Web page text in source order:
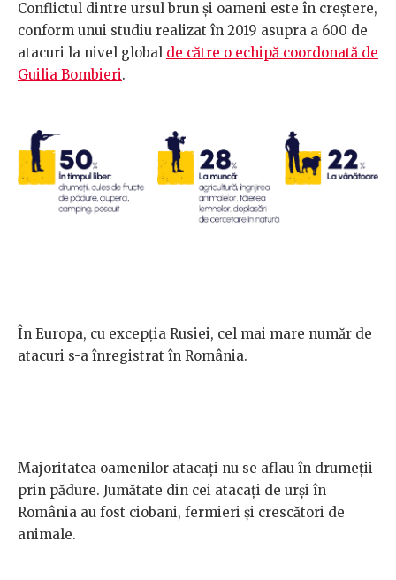
Conflictul dintre ursul brun și oameni este în creștere,
conform unui studiu realizat în 2019 asupra a 600 de
atacuri la nivel global de către o echipă coordonată de
Guilia Bombieri.
În Europa, cu excepția Rusiei, cel mai mare număr de
atacuri s-a înregistrat în România.
Majoritatea oamenilor atacați nu se aflau în drumeții
prin pădure. Jumătate din cei atacați de urși în
România au fost ciobani, fermieri și crescători de
animale.